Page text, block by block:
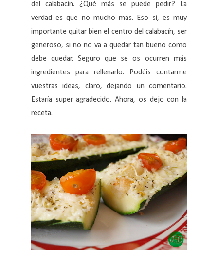
del calabacín. ¿Qué más se puede pedir? La
verdad es que no mucho más. Eso sí, es muy
importante quitar bien el centro del calabacín, ser
generoso, si no no va a quedar tan bueno como
debe quedar. Seguro que se os ocurren más
ingredientes para rellenarlo. Podéis contarme
vuestras ideas, claro, dejando un comentario.
Estaría super agradecido. Ahora, os dejo con la
receta.